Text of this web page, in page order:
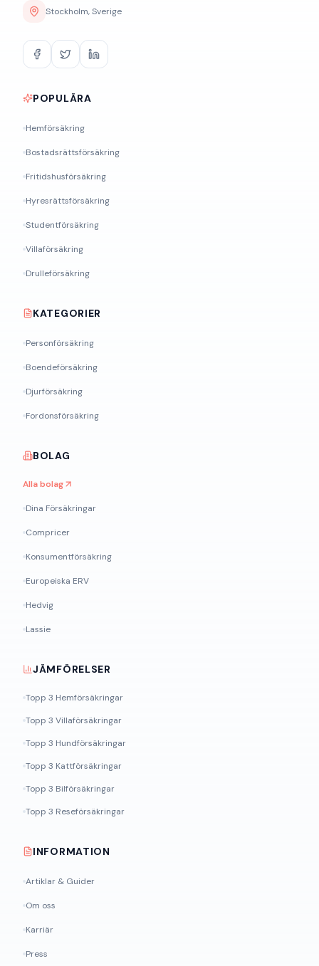
Stockholm, Sverige
POPULÄRA
Hemförsäkring
Bostadsrättsförsäkring
Fritidshusförsäkring
Hyresrättsförsäkring
Studentförsäkring
Villaförsäkring
Drulleförsäkring
KATEGORIER
Personförsäkring
Boendeförsäkring
Djurförsäkring
Fordonsförsäkring
BOLAG
Alla bolag
Dina Försäkringar
Compricer
Konsumentförsäkring
Europeiska ERV
Hedvig
Lassie
JÄMFÖRELSER
Topp 3 Hemförsäkringar
Topp 3 Villaförsäkringar
Topp 3 Hundförsäkringar
Topp 3 Kattförsäkringar
Topp 3 Bilförsäkringar
Topp 3 Reseförsäkringar
INFORMATION
Artiklar & Guider
Om oss
Karriär
Press